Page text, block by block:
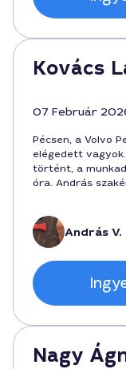
Kovács
07 Február
Pécsen, a Volvo
elégedett
történt, a
óra. András
András V.
Nagy